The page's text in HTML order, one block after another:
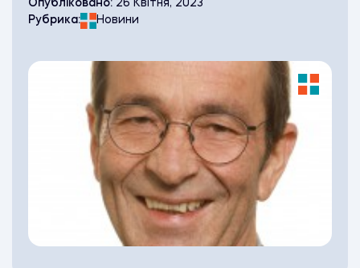
Опубліковано: 26 Квітня, 2023
Рубрика:
Новини